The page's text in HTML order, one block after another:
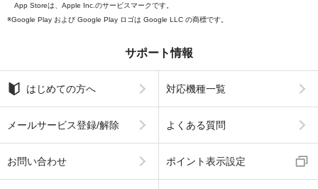
App Storeは、Apple Inc.のサービスマークです。
Google Play および Google Play ロゴは Google LLC の商標です。
サポート情報
はじめての方へ 対応機種一覧
メールサービス登録/解除 よくある質問
お問い合わせ ポイント表示設定